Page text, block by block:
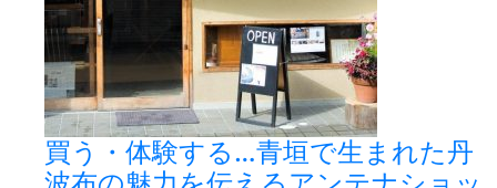
買う・体験する…青垣で生まれた丹